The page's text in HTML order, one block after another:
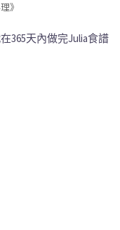
》
365天內做完Julia食譜